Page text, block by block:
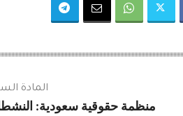
المادة
منظمة حقوقية سعودية: